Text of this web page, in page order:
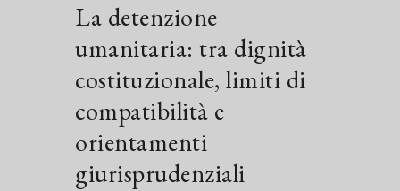
La detenzione
umanitaria: tra dignità
costituzionale, limiti di
compatibilità e
orientamenti
giurisprudenziali